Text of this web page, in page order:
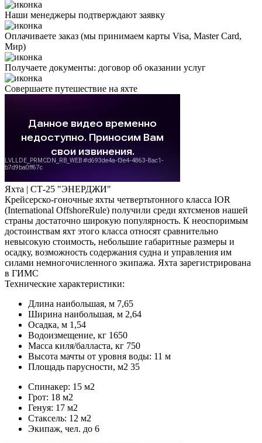
Наши менеджеры подтверждают заявку
Оплачиваете заказ (мы принимаем карты Visa, Master Card,
Мир)
Получаете документы: договор об оказании услуг
Совершаете путешествие на яхте
Яхта | СТ-25 "ЭНЕРДЖИ"
Крейсерско-гоночные яхты чeтвepтьтoннoгo класса IOR
(International OffshoreRule) получили среди яхтсменов нашей
страны достаточно широкую популярность. К неоспоримым
достоинствам яхт этого класса относят сравнительно
невысокую стоимость, небольшие габаритные размеры и
осадку, возможность содержания судна и управления им
силами немногочисленного экипажа. Яхта зарегистрирована
в ГИМС
Технические характеристики:
Длина наибольшая, м 7,65
Ширина наибольшая, м 2,64
Осадка, м 1,54
Водоизмещение, кг 1650
Масса киля/балласта, кг 750
Высота мачты от уровня воды: 11 м
Площадь парусности, м2 35
Спинакер: 15 м2
Грот: 18 м2
Генуя: 17 м2
Стаксель: 12 м2
Экипаж, чел. до 6